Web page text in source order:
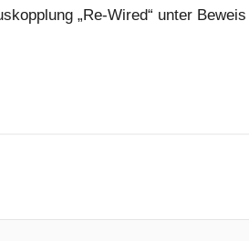
„Re-Wired“ unter Beweis